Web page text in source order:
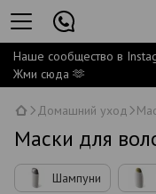
Наше сообщество в
Жми сюда 🫶
Домашний уход
Маски для
Шампуни